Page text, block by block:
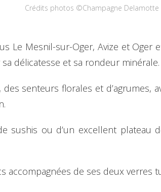
Crédits photos ©Champagne Delamotte
Le Mesnil-sur-Oger, Avize et
délicatesse et sa rondeur minérale.
senteurs florales et d’agrumes,
sushis ou d’un excellent
de ses deux verres